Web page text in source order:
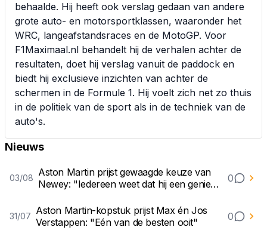
behaalde. Hij heeft ook verslag gedaan van andere
grote auto- en motorsportklassen, waaronder het
WRC, langeafstandsraces en de MotoGP. Voor
F1Maximaal.nl behandelt hij de verhalen achter de
resultaten, doet hij verslag vanuit de paddock en
biedt hij exclusieve inzichten van achter de
schermen in de Formule 1. Hij voelt zich net zo thuis
in de politiek van de sport als in de techniek van de
auto's.
Nieuws
03/08 Aston Martin prijst gewaagde keuze van
Newey: "Iedereen weet dat hij een genie
0
31/07 Aston Martin-kopstuk prijst Max én Jos
Verstappen: "Eén van de besten ooit"
0